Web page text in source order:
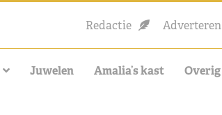
Redactie Adverteren
Juwelen Amalia’s kast Overig